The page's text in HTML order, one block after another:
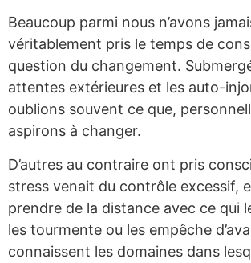
Beaucoup parmi nous n’avons
véritablement pris le temps de
question du changement.
attentes extérieures et les auto-
oublions souvent ce que,
aspirons à changer.
D’autres au contraire ont pris
stress venait du contrôle excessif,
prendre de la distance avec ce qui
les tourmente ou les empêche
connaissent les domaines dans